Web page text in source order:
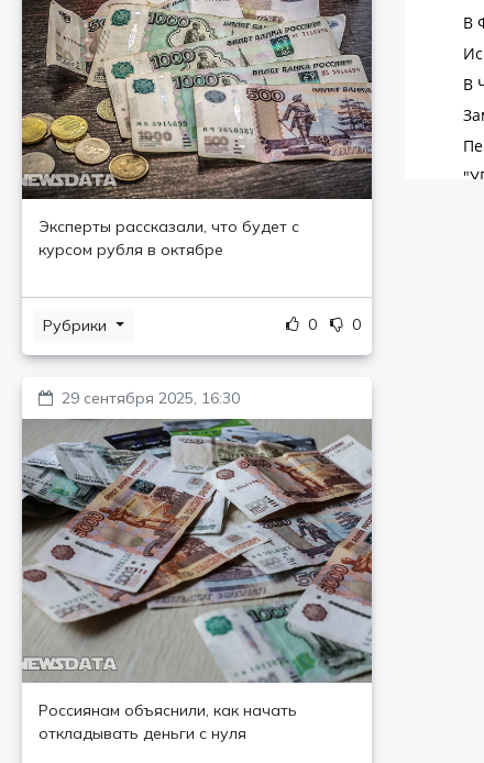
Эксперты рассказали, что будет с
курсом рубля в октябре
Рубрики 0 0
29 сентября 2025, 16:30
Россиянам объяснили, как начать
откладывать деньги с нуля